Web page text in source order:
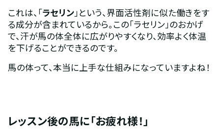
これは、「ラセリン」という、界面活性剤に似た働きをす
る成分が含まれているから。この「ラセリン」のおかげ
で、汗が馬の体全体に広がりやすくなり、効率よく体温
を下げることができるのです。
馬の体って、本当に上手な仕組みになっていますよね！
レッスン後の馬に「お疲れ様！」